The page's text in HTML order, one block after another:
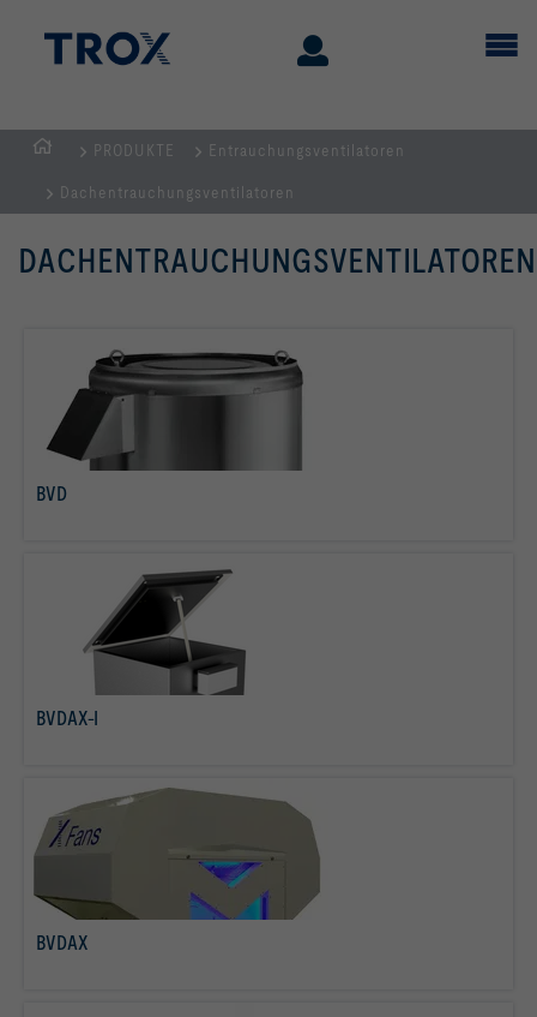
PRODUKTE Entrauchungsventilatoren
Dachentrauchungsventilatoren
DACHENTRAUCHUNGSVENTILATOREN
BVD
BVDAX-I
BVDAX